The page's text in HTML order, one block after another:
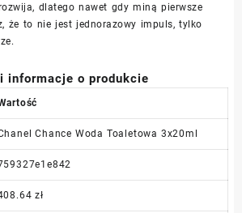
dlatego nawet gdy miną pierwsze
że to nie jest jednorazowy impuls, tylko
informacje o produkcie
Chance Woda Toaletowa 3x20ml
zł